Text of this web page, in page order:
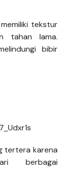
tekstur
tahan lama.
bibir
tertera karena
berbagai